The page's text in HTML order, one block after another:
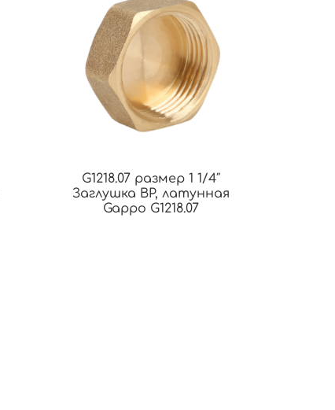
G1218.07 размер 1 1/4″
Заглушка ВР, латунная
Gappo G1218.07